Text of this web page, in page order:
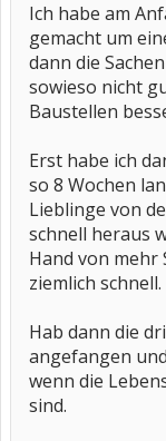
Ich habe am
gemacht um
dann die
sowieso nicht
Baustellen
Erst habe ich
so 8 Wochen
Lieblinge von
schnell heraus
Hand von mehr
ziemlich schnell.
Hab dann die
angefangen
wenn die
sind.